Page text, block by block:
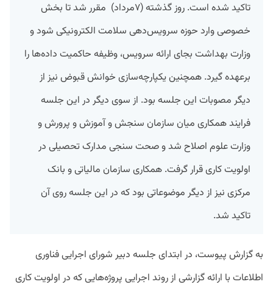
تاکید شده است. روز گذشته (۷مرداد) مقرر شد تا بخش
خصوصی وارد حوزه سرویس‌دهی سلامت الکترونیکی شود و
وزارت بهداشت بجای ارائه سرویس، وظیفه حاکمیت داده‌ها را
برعهده گیرد. همچنین یکپارچه‌سازی خوانش قبوض نیز از
دیگر مصوبات این جلسه بود. از سوی دیگر در این جلسه
فرایند همکاری میان سازمان سنجش و آموزش و پرورش و
وزارت علوم اصلاح شد و صحت سنجی مدارک تحصیلی در
اولویت کاری قرار گرفت. همکاری سازمان مالیاتی و بانک
مرکزی نیز از دیگر موضوعاتی بود که در این جلسه روی آن
تاکید شد.
به گزارش پیوست، در ابتدای جلسه دبیر شورای اجرایی فناوری
اطلاعات با ارائه گزارشی از روند اجرایی پروژه‌هایی که در اولویت کاری